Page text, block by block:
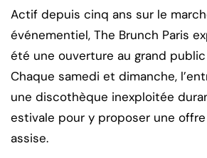
Actif depuis cinq ans sur le
événementiel, The Brunch Paris
été une ouverture au grand
Chaque samedi et dimanche,
une discothèque inexploitée
estivale pour y proposer une
assise.